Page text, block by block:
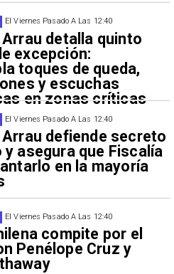
El Viernes Pasado A Las 12:40
detalla quinto
excepción:
toques de queda,
y escuchas
en zonas críticas
El Viernes Pasado A Las 12:40
defiende secreto
y asegura que Fiscalía
en la mayoría
El Viernes Pasado A Las 12:40
compite por el
Penélope Cruz y